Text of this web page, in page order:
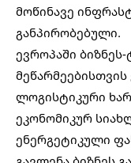
მოწინავე
განპირობებული.
ევროპაში
ლოგისტიკური
ეკონომიკურ
ენერგეტიკული